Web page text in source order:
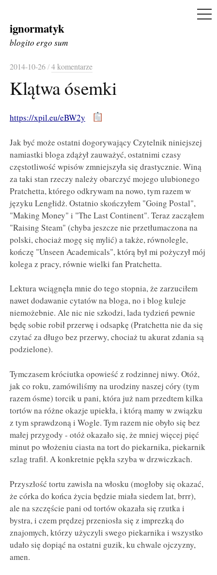
Skip
to
ignormatyk
blogito ergo sum
2014-10-26/4 komentarze
Klątwa ósemki
https://xpil.eu/eBW2y
Jak być może ostatni dogorywający Czytelnik niniejszej
namiastki bloga zdążył zauważyć, ostatnimi czasy
częstotliwość wpisów zmniejszyła się drastycznie. Winą
za taki stan rzeczy należy obarczyć mojego ulubionego
Pratchetta, którego odkrywam na nowo, tym razem w
języku Lengłidż. Ostatnio skończyłem "Going Postal",
"Making Money" i "The Last Continent". Teraz zacząłem
"Raising Steam" (chyba jeszcze nie przetłumaczona na
polski, chociaż mogę się mylić) a także, równolegle,
kończę "Unseen Academicals", którą był mi pożyczył mój
kolega z pracy, równie wielki fan Pratchetta.
Lektura wciągnęła mnie do tego stopnia, że zarzuciłem
nawet dodawanie cytatów na bloga, no i blog kuleje
niemożebnie. Ale nic nie szkodzi, lada tydzień pewnie
będę sobie robił przerwę i odsapkę (Pratchetta nie da się
czytać za długo bez przerwy, chociaż tu akurat zdania są
podzielone).
Tymczasem króciutka opowieść z rodzinnej niwy. Otóż,
jak co roku, zamówiliśmy na urodziny naszej córy (tym
razem ósme) torcik u pani, która już nam przedtem kilka
tortów na różne okazje upiekła, i którą mamy w związku
z tym sprawdzoną i Wogle. Tym razem nie obyło się bez
małej przygody - otóż okazało się, że mniej więcej pięć
minut po włożeniu ciasta na tort do piekarnika, piekarnik
szlag trafił. A konkretnie pękła szyba w drzwiczkach.
Przyszłość tortu zawisła na włosku (mogłoby się okazać,
że córka do końca życia będzie miała siedem lat, brrr),
ale na szczęście pani od tortów okazała się rzutka i
bystra, i czem prędzej przeniosła się z imprezką do
znajomych, którzy użyczyli swego piekarnika i wszystko
udało się dopiąć na ostatni guzik, ku chwale ojczyzny,
amen.